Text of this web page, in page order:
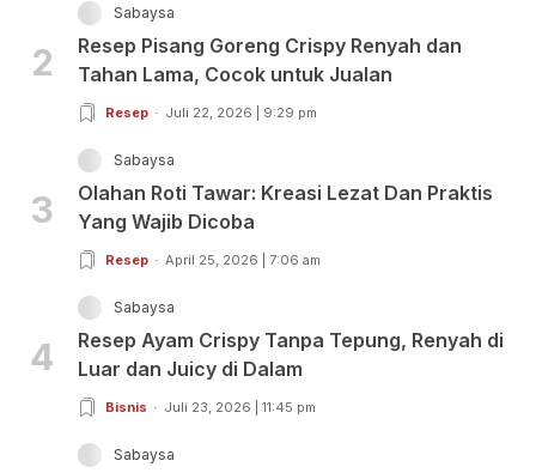
2
Sabaysa
Resep Pisang Goreng Crispy Renyah dan
Tahan Lama, Cocok untuk Jualan
Resep Juli 22, 2026 | 9:29 pm
3
Sabaysa
Olahan Roti Tawar: Kreasi Lezat Dan Praktis
Yang Wajib Dicoba
Resep April 25, 2026 | 7:06 am
4
Sabaysa
Resep Ayam Crispy Tanpa Tepung, Renyah di
Luar dan Juicy di Dalam
Bisnis Juli 23, 2026 | 11:45 pm
Sabaysa